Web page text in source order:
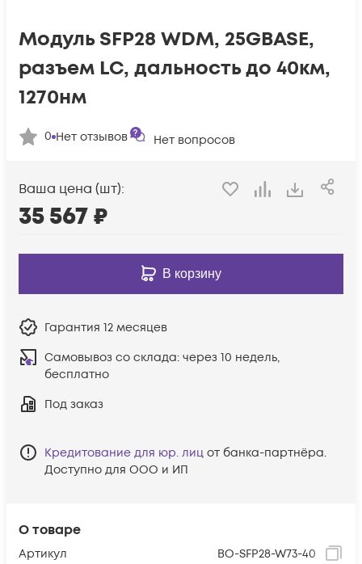
О товаре
Артикул
BO-SFP28-W73-40
Модуль SFP28 WDM, 25GBASE,
разъем LC, дальность до 40км,
1270нм
0 Нет отзывов Нет вопросов
Ваша цена (шт):
35 567₽
В корзину
Гарантия 12 месяцев
Самовывоз со склада: через 10 недель,
бесплатно
Под заказ
Кредитование для юр. лиц от банка-партнёра.
Доступно для ООО и ИП